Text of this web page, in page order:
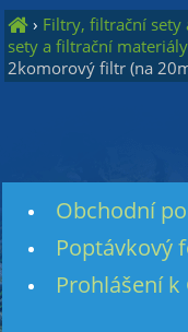
› Filtry, filtrační
sety a filtrační
2komorový filtr (na
Obchodní
Poptávkový
Prohlášení k